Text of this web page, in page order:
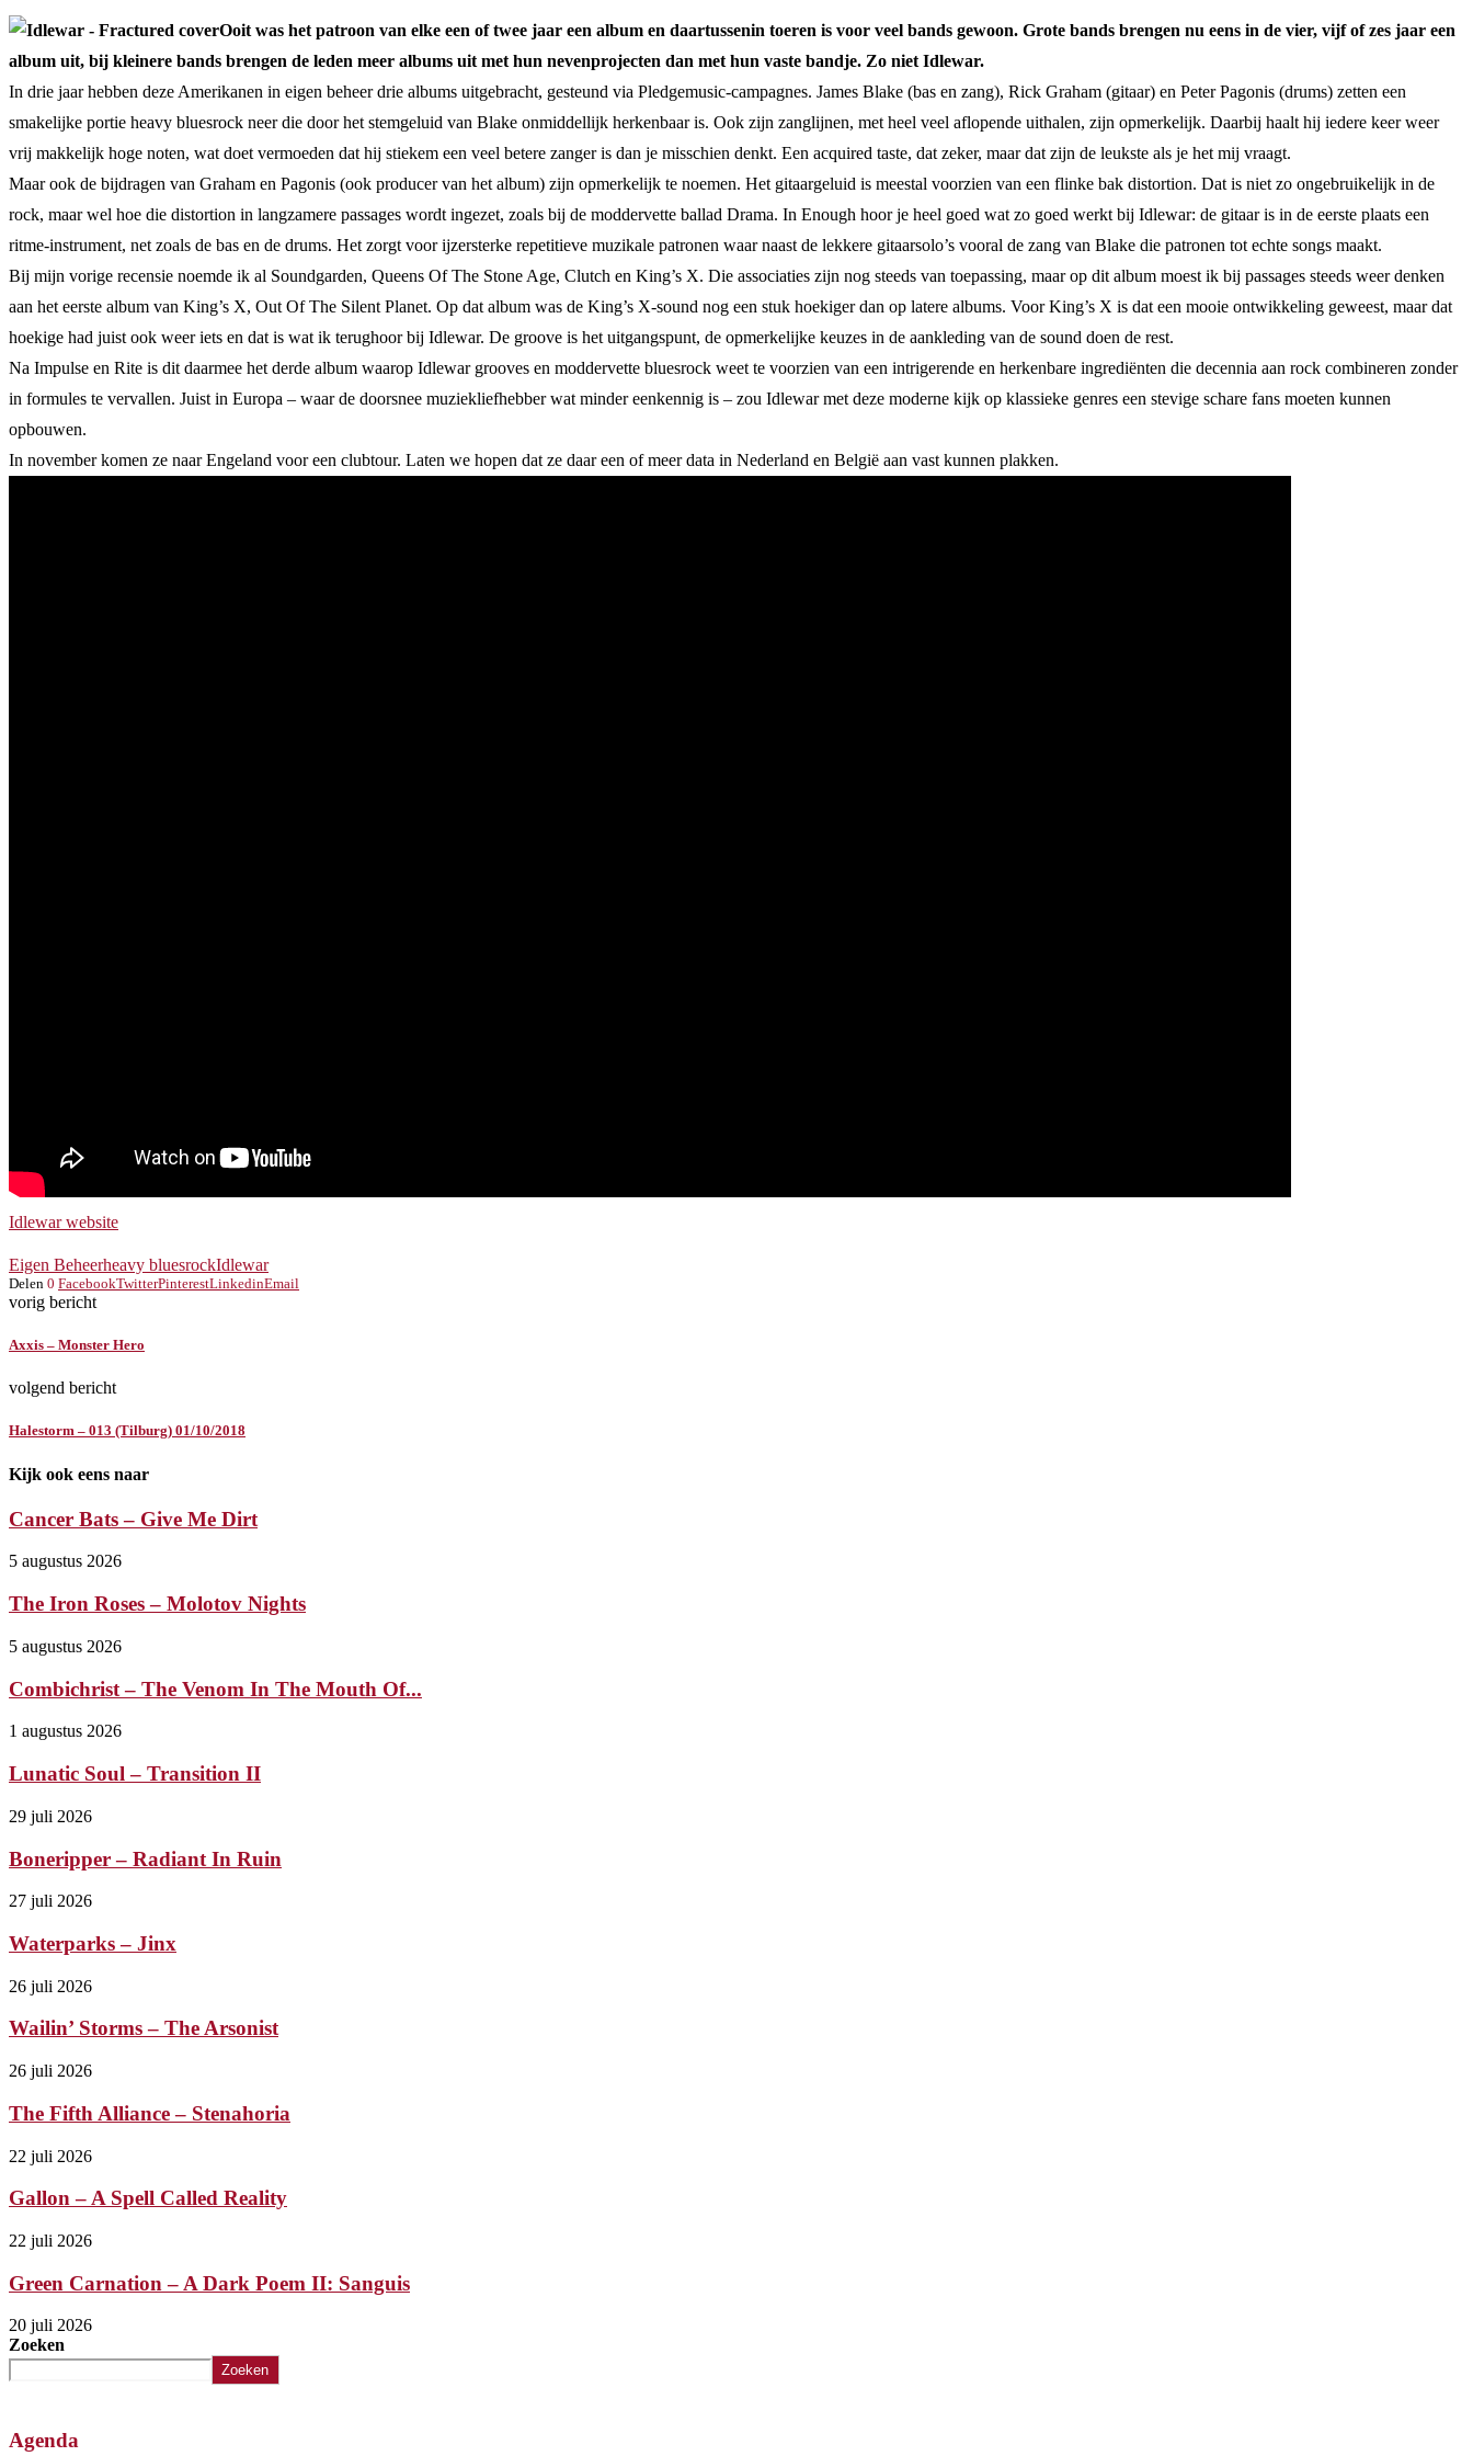
Ooit was het patroon van elke een of twee jaar een album en daartussenin toeren is voor veel bands gewoon. Grote bands brengen nu eens in de vier, vijf of zes jaar een
album uit, bij kleinere bands brengen de leden meer albums uit met hun nevenprojecten dan met hun vaste bandje. Zo niet Idlewar.
In drie jaar hebben deze Amerikanen in eigen beheer drie albums uitgebracht, gesteund via Pledgemusic-campagnes. James Blake (bas en zang), Rick Graham (gitaar) en Peter Pagonis (drums) zetten een
smakelijke portie heavy bluesrock neer die door het stemgeluid van Blake onmiddellijk herkenbaar is. Ook zijn zanglijnen, met heel veel aflopende uithalen, zijn opmerkelijk. Daarbij haalt hij iedere keer weer
vrij makkelijk hoge noten, wat doet vermoeden dat hij stiekem een veel betere zanger is dan je misschien denkt. Een acquired taste, dat zeker, maar dat zijn de leukste als je het mij vraagt.
Maar ook de bijdragen van Graham en Pagonis (ook producer van het album) zijn opmerkelijk te noemen. Het gitaargeluid is meestal voorzien van een flinke bak distortion. Dat is niet zo ongebruikelijk in de
rock, maar wel hoe die distortion in langzamere passages wordt ingezet, zoals bij de moddervette ballad Drama. In Enough hoor je heel goed wat zo goed werkt bij Idlewar: de gitaar is in de eerste plaats een
ritme-instrument, net zoals de bas en de drums. Het zorgt voor ijzersterke repetitieve muzikale patronen waar naast de lekkere gitaarsolo’s vooral de zang van Blake die patronen tot echte songs maakt.
Bij mijn vorige recensie noemde ik al Soundgarden, Queens Of The Stone Age, Clutch en King’s X. Die associaties zijn nog steeds van toepassing, maar op dit album moest ik bij passages steeds weer denken
aan het eerste album van King’s X, Out Of The Silent Planet. Op dat album was de King’s X-sound nog een stuk hoekiger dan op latere albums. Voor King’s X is dat een mooie ontwikkeling geweest, maar dat
hoekige had juist ook weer iets en dat is wat ik terughoor bij Idlewar. De groove is het uitgangspunt, de opmerkelijke keuzes in de aankleding van de sound doen de rest.
Na Impulse en Rite is dit daarmee het derde album waarop Idlewar grooves en moddervette bluesrock weet te voorzien van een intrigerende en herkenbare ingrediënten die decennia aan rock combineren zonder
in formules te vervallen. Juist in Europa – waar de doorsnee muziekliefhebber wat minder eenkennig is – zou Idlewar met deze moderne kijk op klassieke genres een stevige schare fans moeten kunnen
opbouwen.
In november komen ze naar Engeland voor een clubtour. Laten we hopen dat ze daar een of meer data in Nederland en België aan vast kunnen plakken.
Idlewar website
Eigen Beheerheavy bluesrockIdlewar
Delen 0 FacebookTwitterPinterestLinkedinEmail
vorig bericht
Axxis – Monster Hero
volgend bericht
Halestorm – 013 (Tilburg) 01/10/2018
Kijk ook eens naar
Cancer Bats – Give Me Dirt
5 augustus 2026
The Iron Roses – Molotov Nights
5 augustus 2026
Combichrist – The Venom In The Mouth Of...
1 augustus 2026
Lunatic Soul – Transition II
29 juli 2026
Boneripper – Radiant In Ruin
27 juli 2026
Waterparks – Jinx
26 juli 2026
Wailin’ Storms – The Arsonist
26 juli 2026
The Fifth Alliance – Stenahoria
22 juli 2026
Gallon – A Spell Called Reality
22 juli 2026
Green Carnation – A Dark Poem II: Sanguis
20 juli 2026
Zoeken
Zoeken
Agenda